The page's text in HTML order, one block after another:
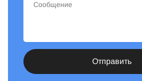
Отправить